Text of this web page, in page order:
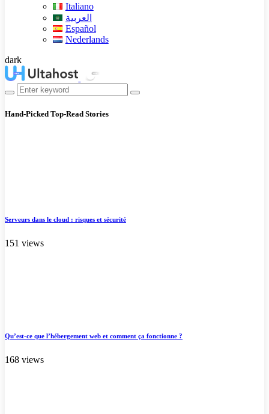
Italiano
العربية
Español
Nederlands
dark
Hand-Picked Top-Read Stories
Serveurs dans le cloud : risques et sécurité
151 views
Qu’est-ce que l’hébergement web et comment ça fonctionne ?
168 views